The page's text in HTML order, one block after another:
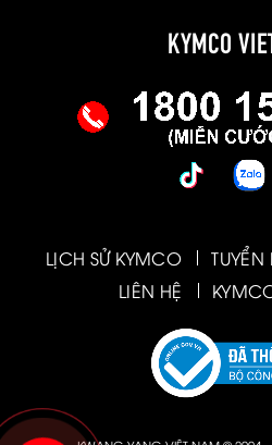
KYMCO
LỊCH SỬ KYMCO
LIÊN HỆ